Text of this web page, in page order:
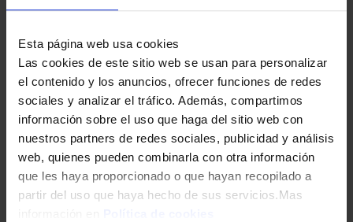
Esta página web usa cookies
Las cookies de este sitio web se usan para personalizar
el contenido y los anuncios, ofrecer funciones de redes
sociales y analizar el tráfico. Además, compartimos
información sobre el uso que haga del sitio web con
nuestros partners de redes sociales, publicidad y análisis
web, quienes pueden combinarla con otra información
que les haya proporcionado o que hayan recopilado a
partir del uso que haya hecho de sus servicios.Mas